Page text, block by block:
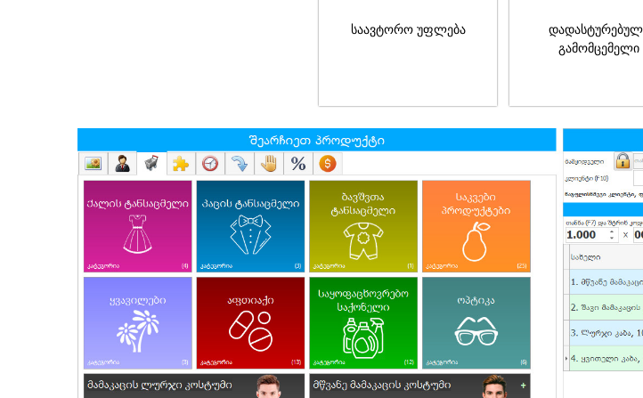
საავტორო უფლება
გამომცემელი